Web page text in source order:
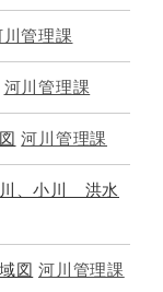
川管理課
河川管理課
河川管理課
川、小川 洪水
図 河川管理課